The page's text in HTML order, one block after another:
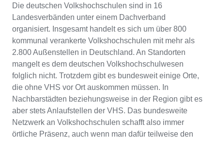
Die deutschen Volkshochschulen sind in 16
Landesverbänden unter einem Dachverband
organisiert. Insgesamt handelt es sich um über 800
kommunal verankerte Volkshochschulen mit mehr als
2.800 Außenstellen in Deutschland. An Standorten
mangelt es dem deutschen Volkshochschulwesen
folglich nicht. Trotzdem gibt es bundesweit einige Orte,
die ohne VHS vor Ort auskommen müssen. In
Nachbarstädten beziehungsweise in der Region gibt es
aber stets Anlaufstellen der VHS. Das bundesweite
Netzwerk an Volkshochschulen schafft also immer
örtliche Präsenz, auch wenn man dafür teilweise den